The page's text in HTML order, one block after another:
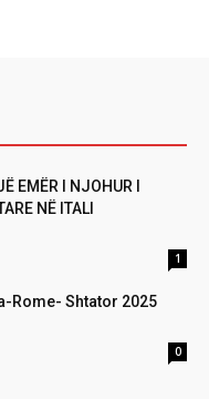
EMËR I NJOHUR I
NË ITALI
1
Rome- Shtator 2025
0